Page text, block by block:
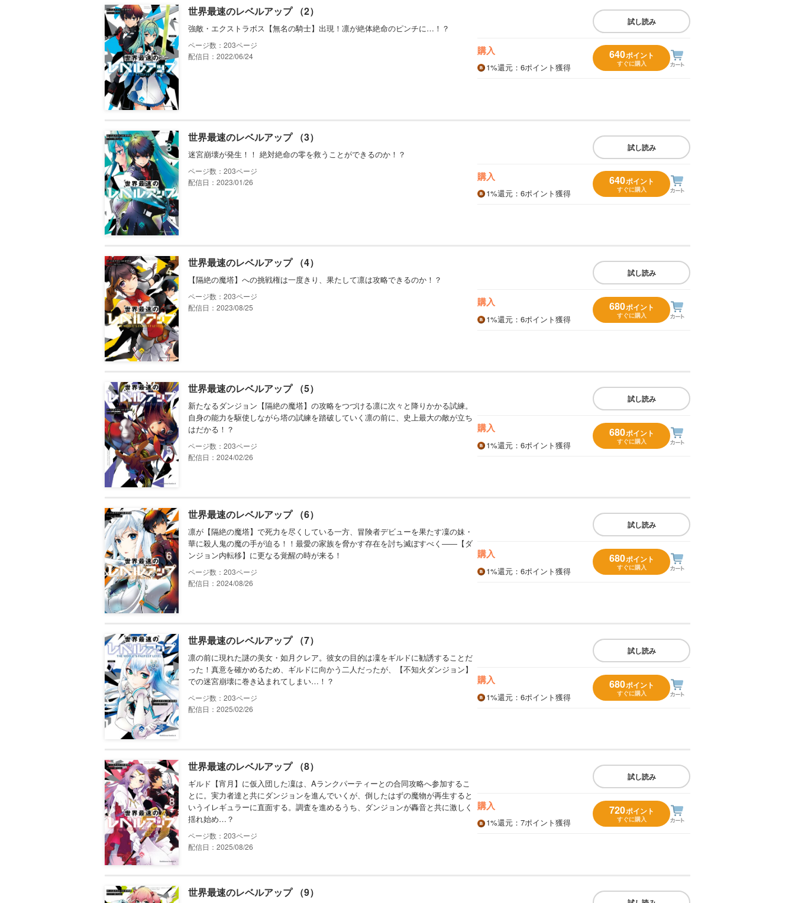
世界最速のレベルアップ （2）
強敵・エクストラボス【無名の騎士】出現！凛が絶体絶命のピンチに…！？
203
配信日：2022/06/24
試し読み
購入
1%還元 ：6ポイント獲得
640ポイント
すぐに購入
世界最速のレベルアップ （3）
迷宮崩壊が発生！！ 絶対絶命の零を救うことができるのか！？
203
配信日：2023/01/26
試し読み
購入
1%還元 ：6ポイント獲得
640ポイント
すぐに購入
世界最速のレベルアップ （4）
【隔絶の魔塔】への挑戦権は一度きり、果たして凛は攻略できるのか！？
203
配信日：2023/08/25
試し読み
購入
1%還元 ：6ポイント獲得
680ポイント
すぐに購入
世界最速のレベルアップ （5）
新たなるダンジョン【隔絶の魔塔】の攻略をつづける凛に次々と降りかかる試練。
自身の能力を駆使しながら塔の試練を踏破していく凛の前に、史上最大の敵が立ち
はだかる！？
203
配信日：2024/02/26
試し読み
購入
1%還元 ：6ポイント獲得
680ポイント
すぐに購入
世界最速のレベルアップ （6）
凛が【隔絶の魔塔】で死力を尽くしている一方、冒険者デビューを果たす凜の妹・
華に殺人鬼の魔の手が迫る！！最愛の家族を脅かす存在を討ち滅ぼすべく――【ダ
ンジョン内転移】に更なる覚醒の時が来る！
203
配信日：2024/08/26
試し読み
購入
1%還元 ：6ポイント獲得
680ポイント
すぐに購入
世界最速のレベルアップ （7）
凛の前に現れた謎の美女・如月クレア。彼女の目的は凜をギルドに勧誘することだ
った！真意を確かめるため、ギルドに向かう二人だったが、【不知火ダンジョン】
での迷宮崩壊に巻き込まれてしまい…！？
203
配信日：2025/02/26
試し読み
購入
1%還元 ：6ポイント獲得
680ポイント
すぐに購入
世界最速のレベルアップ （8）
ギルド【宵月】に仮入団した凜は、Aランクパーティーとの合同攻略へ参加するこ
とに。実力者達と共にダンジョンを進んでいくが、倒したはずの魔物が再生すると
いうイレギュラーに直面する。調査を進めるうち、ダンジョンが轟音と共に激しく
揺れ始め…？
203
配信日：2025/08/26
試し読み
購入
1%還元 ：7ポイント獲得
720ポイント
すぐに購入
世界最速のレベルアップ （9）